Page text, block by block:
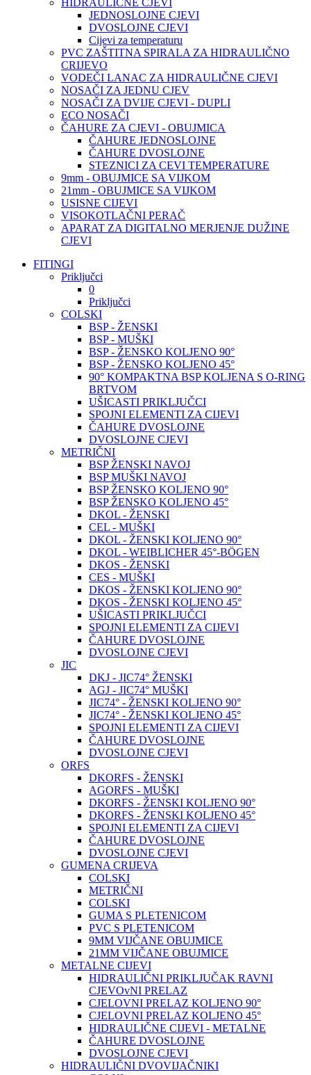
HIDRAULIČNE CJEVI
JEDNOSLOJNE CJEVI
DVOSLOJNE CJEVI
Cijevi za temperaturu
PVC ZAŠTITNA SPIRALA ZA HIDRAULIČNO
CRIJEVO
VODEČI LANAC ZA HIDRAULIČNE CJEVI
NOSAČI ZA JEDNU CJEV
NOSAČI ZA DVIJE CJEVI - DUPLI
ECO NOSAČI
ČAHURE ZA CJEVI - OBUJMICA
ČAHURE JEDNOSLOJNE
ČAHURE DVOSLOJNE
STEZNICI ZA CEVI TEMPERATURE
9mm - OBUJMICE SA VIJKOM
21mm - OBUJMICE SA VIJKOM
USISNE CIJEVI
VISOKOTLAČNI PERAČ
APARAT ZA DIGITALNO MERJENJE DUŽINE
CJEVI
FITINGI
Priključci
0
Priključci
COLSKI
BSP - ŽENSKI
BSP - MUŠKI
BSP - ŽENSKO KOLJENO 90°
BSP - ŽENSKO KOLJENO 45°
90° KOMPAKTNA BSP KOLJENA S O-RING
BRTVOM
UŠICASTI PRIKLJUČCI
SPOJNI ELEMENTI ZA CIJEVI
ČAHURE DVOSLOJNE
DVOSLOJNE CJEVI
METRIČNI
BSP ŽENSKI NAVOJ
BSP MUŠKI NAVOJ
BSP ŽENSKO KOLJENO 90°
BSP ŽENSKO KOLJENO 45°
DKOL - ŽENSKI
CEL - MUŠKI
DKOL - ŽENSKI KOLJENO 90°
DKOL - WEIBLICHER 45°-BÖGEN
DKOS - ŽENSKI
CES - MUŠKI
DKOS - ŽENSKI KOLJENO 90°
DKOS - ŽENSKI KOLJENO 45°
UŠICASTI PRIKLJUČCI
SPOJNI ELEMENTI ZA CIJEVI
ČAHURE DVOSLOJNE
DVOSLOJNE CJEVI
JIC
DKJ - JIC74° ŽENSKI
AGJ - JIC74° MUŠKI
JIC74° - ŽENSKI KOLJENO 90°
JIC74° - ŽENSKI KOLJENO 45°
SPOJNI ELEMENTI ZA CIJEVI
ČAHURE DVOSLOJNE
DVOSLOJNE CJEVI
ORFS
DKORFS - ŽENSKI
AGORFS - MUŠKI
DKORFS - ŽENSKI KOLJENO 90°
DKORFS - ŽENSKI KOLJENO 45°
SPOJNI ELEMENTI ZA CIJEVI
ČAHURE DVOSLOJNE
DVOSLOJNE CJEVI
GUMENA CRIJEVA
COLSKI
METRIČNI
COLSKI
GUMA S PLETENICOM
PVC S PLETENICOM
9MM VIJČANE OBUJMICE
21MM VIJČANE OBUJMICE
METALNE CIJEVI
HIDRAULIČNI PRIKLJUČAK RAVNI
CJEVOvNI PRELAZ
CJELOVNI PRELAZ KOLJENO 90°
CJELOVNI PRELAZ KOLJENO 45°
HIDRAULIČNE CIJEVI - METALNE
ČAHURE DVOSLOJNE
DVOSLOJNE CJEVI
HIDRAULIČNI DVOVIJAČNIKI